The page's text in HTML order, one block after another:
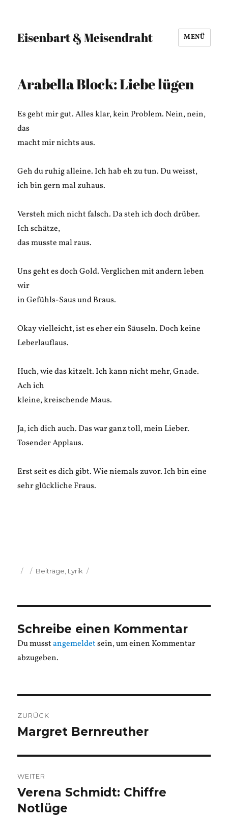
Eisenbart & Meisendraht MENÜ
Arabella Block: Liebe lügen
Es geht mir gut. Alles klar, kein Problem. Nein, nein,
das
macht mir nichts aus.
Geh du ruhig alleine. Ich hab eh zu tun. Du weisst,
ich bin gern mal zuhaus.
Versteh mich nicht falsch. Da steh ich doch drüber.
Ich schätze,
das musste mal raus.
Uns geht es doch Gold. Verglichen mit andern leben
wir
in Gefühls-Saus und Braus.
Okay vielleicht, ist es eher ein Säuseln. Doch keine
Leberlauflaus.
Huch, wie das kitzelt. Ich kann nicht mehr, Gnade.
Ach ich
kleine, kreischende Maus.
Ja, ich dich auch. Das war ganz toll, mein Lieber.
Tosender Applaus.
Erst seit es dich gibt. Wie niemals zuvor. Ich bin eine
sehr glückliche Fraus.
Veröffentlicht
Kategorien
Beiträge Lyrik
Schreibe einen Kommentar
Du musstangemeldetsein, um einen Kommentar
abzugeben.
ZURÜCK
Vorheriger
Margret Bernreuther
WEITER
Nächster
Beitrag:
Verena Schmidt: Chiffre
Notlüge